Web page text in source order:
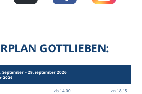
GOTTLIEBEN:
September – 29. September 2026
2026
ab 14.00 an 18.15